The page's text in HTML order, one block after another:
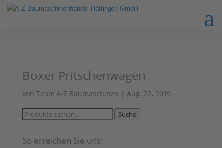
Boxer Pritschenwagen
von Team A-Z Baumaschinen | Aug. 22, 2019
Suche
Suche
So erreichen Sie uns: